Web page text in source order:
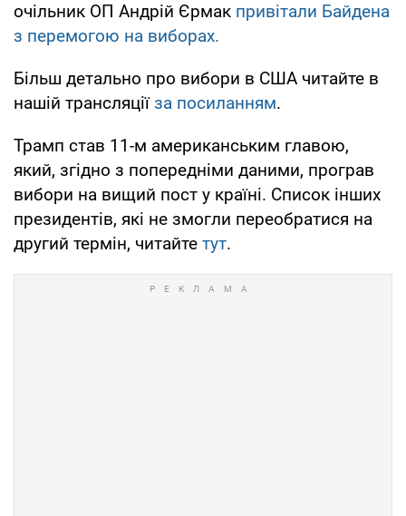
очільник ОП Андрій Єрмак привітали Байдена
з перемогою на виборах.
Більш детально про вибори в США читайте в
нашій трансляціїза посиланням.
Трамп став 11-м американським главою,
який, згідно з попередніми даними, програв
вибори на вищий пост у країні. Список інших
президентів, які не змогли переобратися на
другий термін, читайте тут.